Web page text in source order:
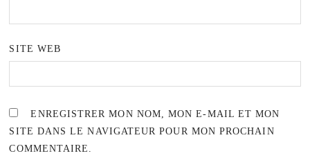
SITE WEB
ENREGISTRER MON NOM, MON E-MAIL ET MON
SITE DANS LE NAVIGATEUR POUR MON PROCHAIN
COMMENTAIRE.